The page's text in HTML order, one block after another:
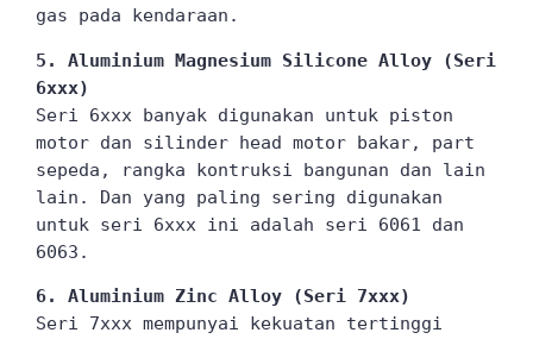
gas pada kendaraan.
5. Aluminium Magnesium Silicone Alloy (Seri
6xxx)
Seri 6xxx banyak digunakan untuk piston
motor dan silinder head motor bakar, part
sepeda, rangka kontruksi bangunan dan lain
lain. Dan yang paling sering digunakan
untuk seri 6xxx ini adalah seri 6061 dan
6063.
6. Aluminium Zinc Alloy (Seri 7xxx)
Seri 7xxx mempunyai kekuatan tertinggi